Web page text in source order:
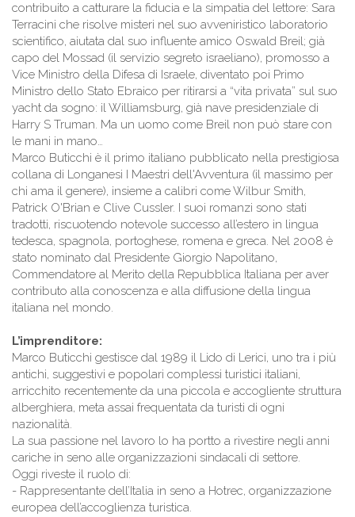
contribuito a catturare la fiducia e la simpatia del lettore: Sara
Terracini che risolve misteri nel suo avveniristico laboratorio
scientifico, aiutata dal suo influente amico Oswald Breil; già
capo del Mossad (il servizio segreto israeliano), promosso a
Vice Ministro della Difesa di Israele, diventato poi Primo
Ministro dello Stato Ebraico per ritirarsi a “vita privata” sul suo
yacht da sogno: il Williamsburg, già nave presidenziale di
Harry S Truman. Ma un uomo come Breil non può stare con
le mani in mano…
Marco Buticchi è il primo italiano pubblicato nella prestigiosa
collana di Longanesi I Maestri dell'Avventura (il massimo per
chi ama il genere), insieme a calibri come Wilbur Smith,
Patrick O'Brian e Clive Cussler. I suoi romanzi sono stati
tradotti, riscuotendo notevole successo all’estero in lingua
tedesca, spagnola, portoghese, romena e greca. Nel 2008 è
stato nominato dal Presidente Giorgio Napolitano,
Commendatore al Merito della Repubblica Italiana per aver
contributo alla conoscenza e alla diffusione della lingua
italiana nel mondo.
L’imprenditore:
Marco Buticchi gestisce dal 1989 il Lido di Lerici, uno tra i più
antichi, suggestivi e popolari complessi turistici italiani,
arricchito recentemente da una piccola e accogliente struttura
alberghiera, meta assai frequentata da turisti di ogni
nazionalità.
La sua passione nel lavoro lo ha portto a rivestire negli anni
cariche in seno alle organizzazioni sindacali di settore.
Oggi riveste il ruolo di:
- Rappresentante dell’Italia in seno a Hotrec, organizzazione
europea dell’accoglienza turistica.